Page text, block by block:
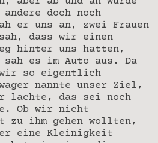
doch noch
er uns an, zwei Frauen
dass wir einen
hinter uns hatten,
sah es im Auto aus. Da
so eigentlich
nannte unser Ziel,
lachte, das sei noch
Ob wir nicht
zu ihm gehen wollten,
eine Kleinigkeit